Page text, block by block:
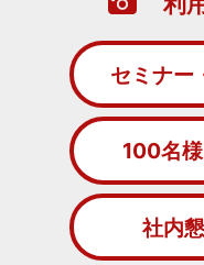
セミナー
100名
社内